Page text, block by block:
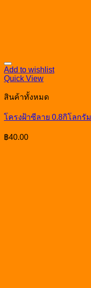
Add to wishlist
Quick View
สินค้าทั้งหมด
โครงฝ้าซีลาย 0.8กิโลกรัม
฿40.00